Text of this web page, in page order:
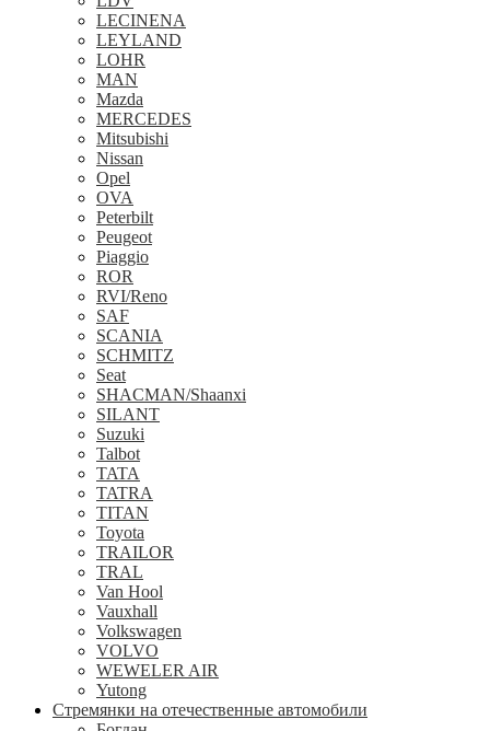
LECINENA
LEYLAND
LOHR
MAN
Mazda
MERCEDES
Mitsubishi
Nissan
Opel
OVA
Peterbilt
Peugeot
Piaggio
ROR
RVI/Reno
SAF
SCANIA
SCHMITZ
Seat
SHACMAN/Shaanxi
SILANT
Suzuki
Talbot
TATA
TATRA
TITAN
Toyota
TRAILOR
TRAL
Van Hool
Vauxhall
Volkswagen
VOLVO
WEWELER AIR
Yutong
Стремянки на отечественные автомобили